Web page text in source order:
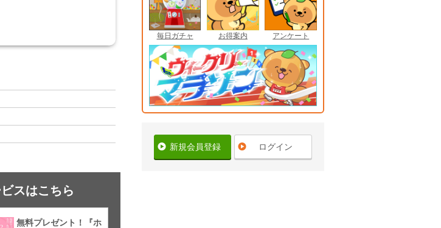
スはこちら
無料プレゼント！『ホ
毎日ガチャ お得案内 アンケート
新規会員登録 ログイン